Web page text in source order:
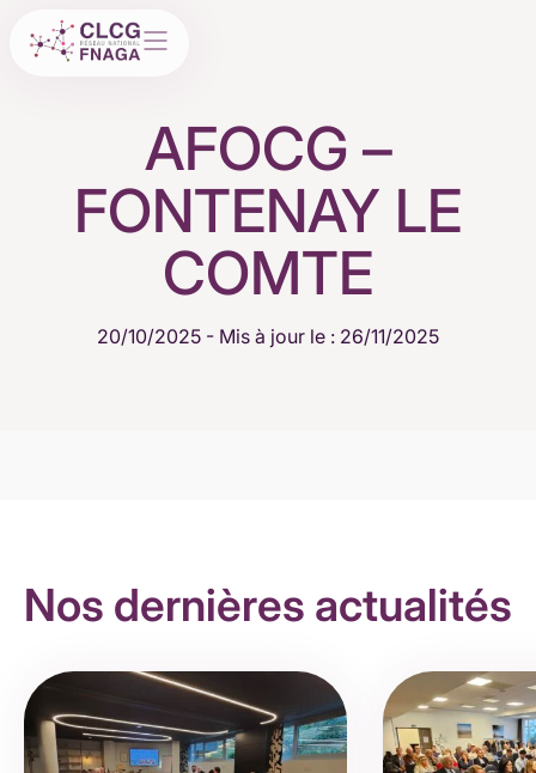
AFOCG –
FONTENAY LE
COMTE
20/10/2025 - Mis à jour le : 26/11/2025
Nos dernières actualités